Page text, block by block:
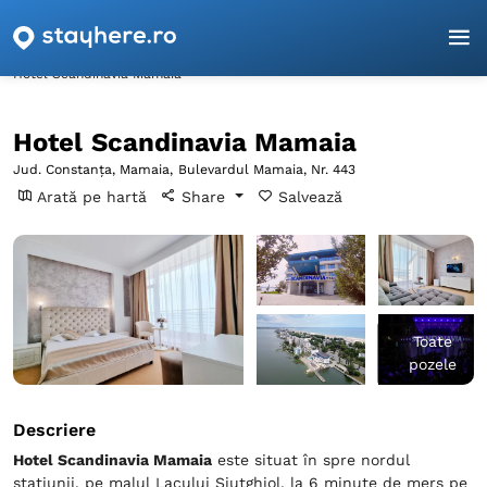
Pagina principală
Hotel Scandinavia Mamaia
Hotel Scandinavia Mamaia
Jud. Constanța, Mamaia, Bulevardul Mamaia, Nr. 443
Arată pe hartă Share Salvează
Toate
pozele
Descriere
Hotel Scandinavia Mamaia este situat în spre nordul
stațiunii, pe malul Lacului Siutghiol, la 6 minute de mers pe